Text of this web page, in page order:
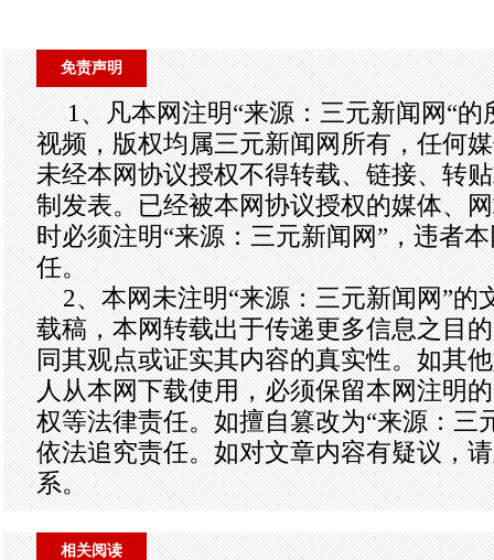
免责声明
1、凡本网注明“来源：三元新闻网“
视频，版权均属三元新闻网所有，任何
未经本网协议授权不得转载、链接、转
制发表。已经被本网协议授权的媒体、
时必须注明“来源：三元新闻网”，违者
任。
2、本网未注明“来源：三元新闻网”的
载稿，本网转载出于传递更多信息之目
同其观点或证实其内容的真实性。如其
人从本网下载使用，必须保留本网注明
权等法律责任。如擅自篡改为“来源：三
依法追究责任。如对文章内容有疑议，
系。
相关阅读